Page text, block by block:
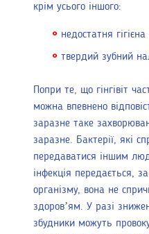
крім усього іншого:
недостатня
твердий зубний
Попри те, що гінгівіт
можна впевнено
заразне таке
заразне. Бактерії, які
передаватися іншим
інфекція передається,
організму, вона не
здоров’ям. У разі
збудники можуть